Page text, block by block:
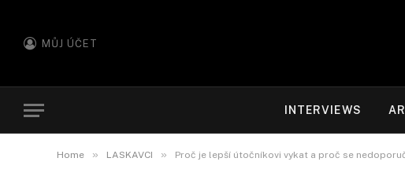
MŮJ ÚČET
INTERVIEWS
Home » LASKAVCI » Proč je lepší útočníkovi vykat a proč se